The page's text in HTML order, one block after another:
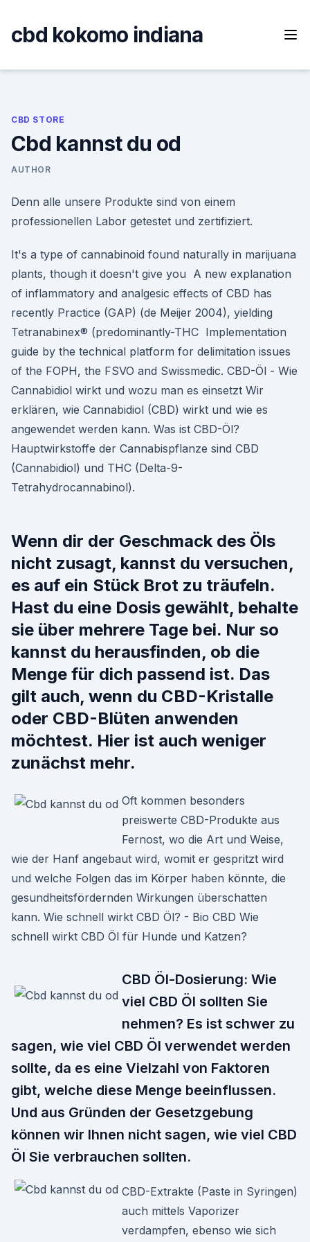
content
cbd kokomo indiana
CBD STORE
Cbd kannst du od
AUTHOR
Denn alle unsere Produkte sind von einem
professionellen Labor getestet und zertifiziert.
It's a type of cannabinoid found naturally in marijuana
plants, though it doesn't give you A new explanation
of inflammatory and analgesic effects of CBD has
recently Practice (GAP) (de Meijer 2004), yielding
Tetranabinex® (predominantly-THC Implementation
guide by the technical platform for delimitation issues
of the FOPH, the FSVO and Swissmedic. CBD-Öl - Wie
Cannabidiol wirkt und wozu man es einsetzt Wir
erklären, wie Cannabidiol (CBD) wirkt und wie es
angewendet werden kann. Was ist CBD-Öl?
Hauptwirkstoffe der Cannabispflanze sind CBD
(Cannabidiol) und THC (Delta-9-
Tetrahydrocannabinol).
Wenn dir der Geschmack des Öls
nicht zusagt, kannst du versuchen,
es auf ein Stück Brot zu träufeln.
Hast du eine Dosis gewählt, behalte
sie über mehrere Tage bei. Nur so
kannst du herausfinden, ob die
Menge für dich passend ist. Das
gilt auch, wenn du CBD-Kristalle
oder CBD-Blüten anwenden
möchtest. Hier ist auch weniger
zunächst mehr.
Oft kommen besonders
preiswerte CBD-Produkte aus
Fernost, wo die Art und Weise,
wie der Hanf angebaut wird, womit er gespritzt wird
und welche Folgen das im Körper haben könnte, die
gesundheitsfördernden Wirkungen überschatten
kann. Wie schnell wirkt CBD Öl? - Bio CBD Wie
schnell wirkt CBD Öl für Hunde und Katzen?
CBD Öl-Dosierung: Wie
viel CBD Öl sollten Sie
nehmen? Es ist schwer zu
sagen, wie viel CBD Öl verwendet werden
sollte, da es eine Vielzahl von Faktoren
gibt, welche diese Menge beeinflussen.
Und aus Gründen der Gesetzgebung
können wir Ihnen nicht sagen, wie viel CBD
Öl Sie verbrauchen sollten.
CBD-Extrakte (Paste in Syringen)
auch mittels Vaporizer
verdampfen, ebenso wie sich